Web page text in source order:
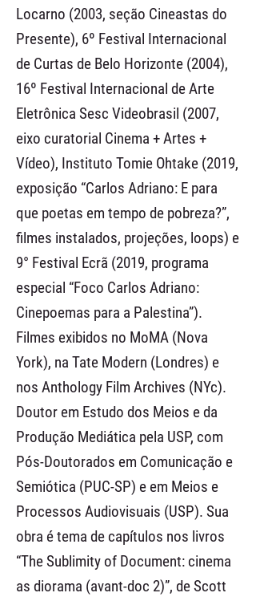
Locarno (2003, seção Cineastas do
Presente), 6º Festival Internacional
de Curtas de Belo Horizonte (2004),
16º Festival Internacional de Arte
Eletrônica Sesc Videobrasil (2007,
eixo curatorial Cinema + Artes +
Vídeo), Instituto Tomie Ohtake (2019,
exposição “Carlos Adriano: E para
que poetas em tempo de pobreza?”,
filmes instalados, projeções, loops) e
9° Festival Ecrã (2019, programa
especial “Foco Carlos Adriano:
Cinepoemas para a Palestina”).
Filmes exibidos no MoMA (Nova
York), na Tate Modern (Londres) e
nos Anthology Film Archives (NYc).
Doutor em Estudo dos Meios e da
Produção Mediática pela USP, com
Pós-Doutorados em Comunicação e
Semiótica (PUC-SP) e em Meios e
Processos Audiovisuais (USP). Sua
obra é tema de capítulos nos livros
“The Sublimity of Document: cinema
as diorama (avant-doc 2)”, de Scott